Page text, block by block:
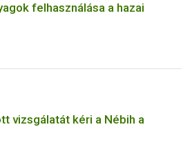
felhasználása a hazai
vizsgálatát kéri a Nébih a